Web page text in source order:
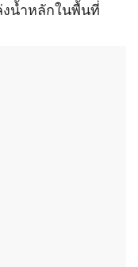
น้ำหลักในพื้นที่